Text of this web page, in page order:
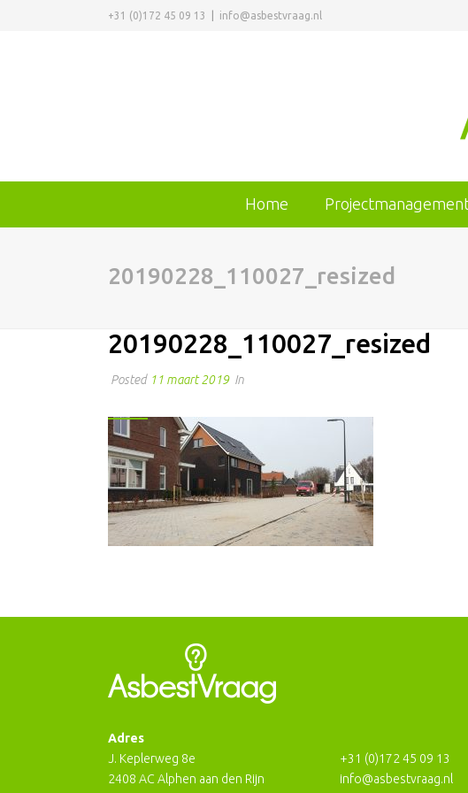
+31 (0)172 45 09 13 info@asbestvraag.nl
Home
20190228_110027_resized
20190228_110027_resized
Posted 11 maart 2019 In
Adres
J. Keplerweg 8e
2408 AC Alphen aan den Rijn
+31 (0)172 45 09 13
info@asbestvraag.nl